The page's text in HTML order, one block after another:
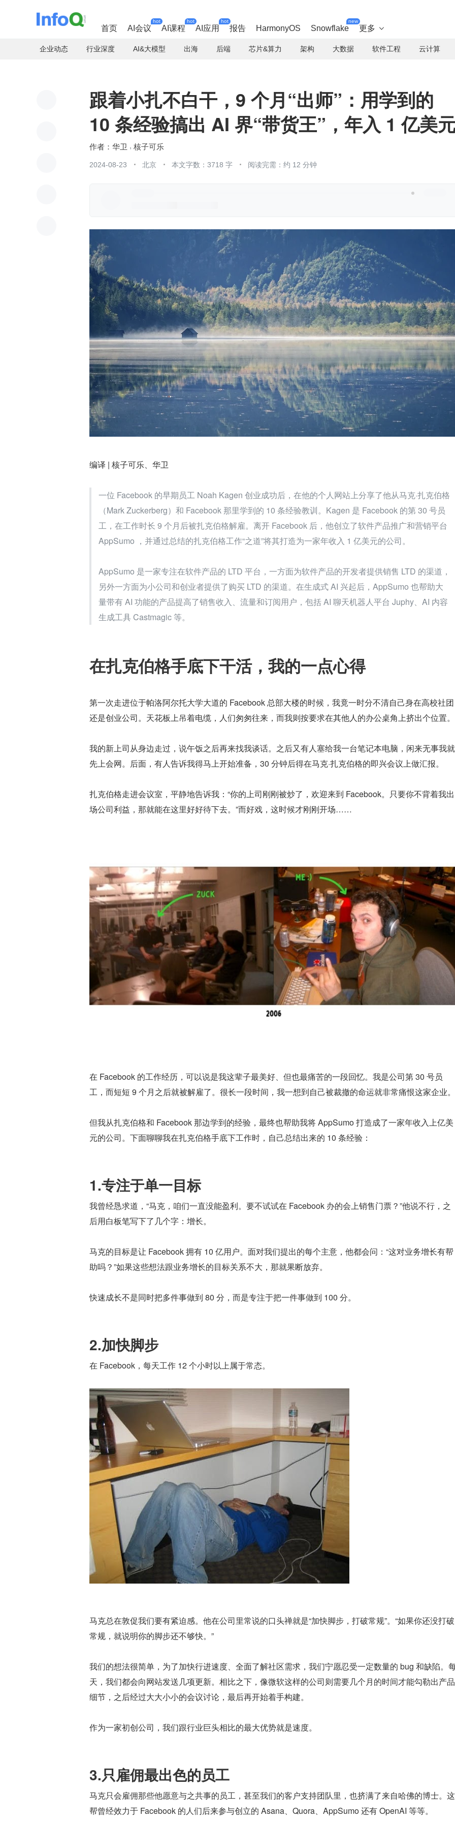
首页 AI会议
hot
AI课程
hot
AI应用
hot
报告 HarmonyOS Snowflake
new
更多 
企业动态 行业深度 AI&大模型 出海 后端 芯片&算力 架构 大数据 软件工程 云计算
跟着小扎不白干，9 个月“出师”：用学到的
10 条经验搞出 AI 界“带货王”，年入 1 亿美
华卫 核子可乐
2024-08-23 北京 本文字数：3718 字 阅读完需：约 12 分钟
编译 | 核子可乐、华卫
一位 Facebook 的早期员工 Noah Kagen 创业成功后，在他的个人网站上分享了他从马克·扎克伯格
（Mark Zuckerberg）和 Facebook 那里学到的 10 条经验教训。Kagen 是 Facebook 的第 30 号员
工，在工作时长 9 个月后被扎克伯格解雇。离开 Facebook 后，他创立了软件产品推广和营销平台
AppSumo ，并通过总结的扎克伯格工作“之道”将其打造为一家年收入 1 亿美元的公司。
AppSumo 是一家专注在软件产品的 LTD 平台，一方面为软件产品的开发者提供销售 LTD 的渠道，
另外一方面为小公司和创业者提供了购买 LTD 的渠道。在生成式 AI 兴起后，AppSumo 也帮助大
量带有 AI 功能的产品提高了销售收入、流量和订阅用户，包括 AI 聊天机器人平台 Juphy、AI 内容
生成工具 Castmagic 等。
在扎克伯格手底下干活，我的一点心得
第一次走进位于帕洛阿尔托大学大道的 Facebook 总部大楼的时候，我竟一时分不清自己身在高校社团
还是创业公司。天花板上吊着电缆，人们匆匆往来，而我则按要求在其他人的办公桌角上挤出个位置。
我的新上司从身边走过，说午饭之后再来找我谈话。之后又有人塞给我一台笔记本电脑，闲来无事我就
先上会网。后面，有人告诉我得马上开始准备，30 分钟后得在马克·扎克伯格的即兴会议上做汇报。
扎克伯格走进会议室，平静地告诉我：“你的上司刚刚被炒了，欢迎来到 Facebook。只要你不背着我出
场公司利益，那就能在这里好好待下去。”而好戏，这时候才刚刚开场……
在 Facebook 的工作经历，可以说是我这辈子最美好、但也最痛苦的一段回忆。我是公司第 30 号员
工，而短短 9 个月之后就被解雇了。很长一段时间，我一想到自己被裁撤的命运就非常痛恨这家企业。
但我从扎克伯格和 Facebook 那边学到的经验，最终也帮助我将 AppSumo 打造成了一家年收入上亿美
元的公司。下面聊聊我在扎克伯格手底下工作时，自己总结出来的 10 条经验：
1.专注于单一目标
我曾经恳求道，“马克，咱们一直没能盈利。要不试试在 Facebook 办的会上销售门票？”他说不行，之
后用白板笔写下了几个字：增长。
马克的目标是让 Facebook 拥有 10 亿用户。面对我们提出的每个主意，他都会问：“这对业务增长有帮
助吗？”如果这些想法跟业务增长的目标关系不大，那就果断放弃。
快速成长不是同时把多件事做到 80 分，而是专注于把一件事做到 100 分。
2.加快脚步
在 Facebook，每天工作 12 个小时以上属于常态。
马克总在敦促我们要有紧迫感。他在公司里常说的口头禅就是“加快脚步，打破常规”。“如果你还没打破
常规，就说明你的脚步还不够快。”
我们的想法很简单，为了加快行进速度、全面了解社区需求，我们宁愿忍受一定数量的 bug 和缺陷。
天，我们都会向网站发送几项更新。相比之下，像微软这样的公司则需要几个月的时间才能勾勒出产品
细节，之后经过大大小小的会议讨论，最后再开始着手构建。
作为一家初创公司，我们跟行业巨头相比的最大优势就是速度。
3.只雇佣最出色的员工
马克只会雇佣那些他愿意与之共事的员工，甚至我们的客户支持团队里，也挤满了来自哈佛的博士。这
帮曾经效力于 Facebook 的人们后来参与创立的 Asana、Quora、AppSumo 还有 OpenAI 等等。